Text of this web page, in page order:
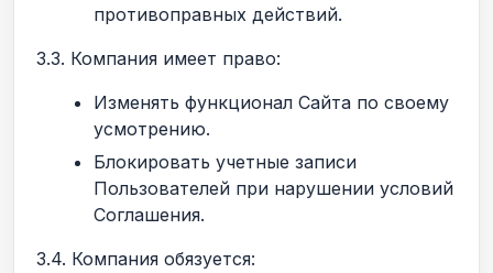
противоправных действий.
3.3. Компания имеет право:
Изменять функционал Сайта по своему
усмотрению.
Блокировать учетные записи
Пользователей при нарушении условий
Соглашения.
3.4. Компания обязуется: